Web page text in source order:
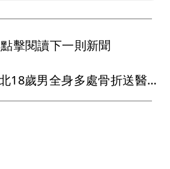
點擊閱讀下一則新聞
疑債務糾紛！新北18歲男全身多處骨折送醫 警到現場只剩百萬本票